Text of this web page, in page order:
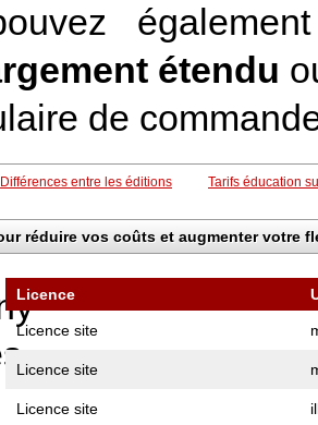
étendu
de
Différences entre les éditions Tarifs éducation
réduire vos coûts et augmenter votre
Licence
Licence site
Licence site
Licence site